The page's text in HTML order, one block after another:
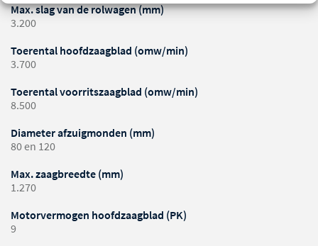
Max. slag van de rolwagen (mm)
3.200
Toerental hoofdzaagblad (omw/min)
3.700
Toerental voorritszaagblad (omw/min)
8.500
Diameter afzuigmonden (mm)
80 en 120
Max. zaagbreedte (mm)
1.270
Motorvermogen hoofdzaagblad (PK)
9